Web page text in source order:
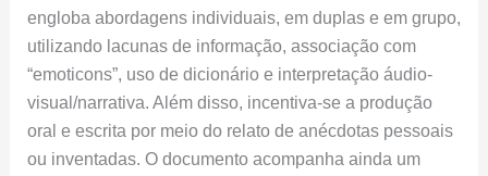
engloba abordagens individuais, em duplas e em grupo,
utilizando lacunas de informação, associação com
“emoticons”, uso de dicionário e interpretação áudio-
visual/narrativa. Além disso, incentiva-se a produção
oral e escrita por meio do relato de anécdotas pessoais
ou inventadas. O documento acompanha ainda um